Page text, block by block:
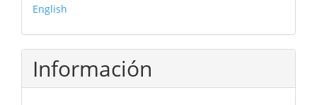
English
Información